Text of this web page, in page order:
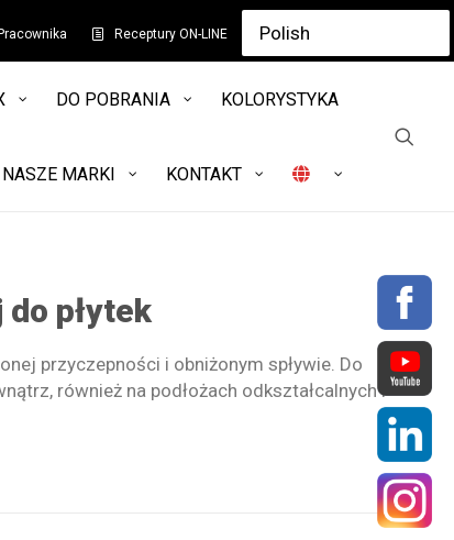
Receptury ON-LINE
DO POBRANIA KOLORYSTYKA
NASZE MARKI KONTAKT
płytek
przyczepności i obniżonym spływie. Do
również na podłożach odkształcalnych i